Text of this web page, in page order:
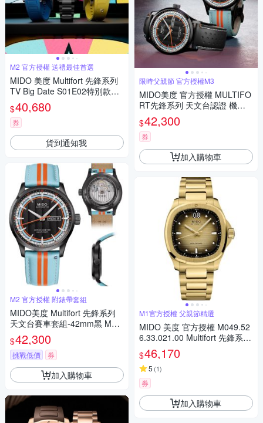
M2 官方授權 送禮最佳首選
MIDO 美度 Multifort 先鋒系列
TV Big Date S01E02特別款機
械錶套組-M0495263308101
$40,680
券
貨到通知我
M2 官方授權 附錶帶套組
MIDO美度 Multifort 先鋒系列
天文台賽車套組-42mm黑 M03
84313605100
$42,300
挑戰低價 券
加入購物車
限時父親節 官方授權M3
MIDO美度 官方授權 MULTIFO
RT先鋒系列 天文台認證 機械
腕錶 父親節 禮物 推薦 42mm/
M0384313605100
$42,300
券
加入購物車
M1官方授權 父親節精選
MIDO 美度 官方授權 M049.52
6.33.021.00 Multifort 先鋒系列
TV 大日期窗機械錶 套錶 寵爸
時刻 送禮推薦-香檳金 M04952
63302100
$46,170
5 (1)
券
加入購物車